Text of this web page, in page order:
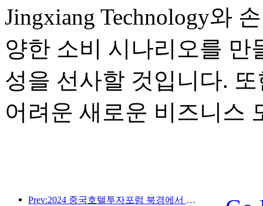
Jingxiang Technology와
양한 소비 시나리오를 만
성을 선사할 것입니다.
어려운 새로운 비즈니스
Prev:2024 중국호텔투자포럼 북경에서 성공적으로 개최